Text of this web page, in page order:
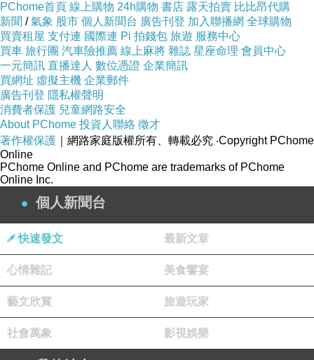
【THOMSON】電控濕拖無線吸塵器旗艦版
（TM-SAV52D-A）裡面總共 4 箱，大致就是除
了產品以外及它的配件
下面先逐一看看有些什麼～～～
▼ 吸塵器快遞用包裝
PChome首頁 線上購物 24h購物 書店 露天拍賣 比比昂代購
新聞 /氣象 股市 個人新聞台 廣告刊登 加入聯播網 全球購物
買賣租屋 支付連 國際連 Pi 拍錢包 旅遊 服務中心
買車 旅行團 汽車險推薦 線上麻將 雜誌 星座命理 會員中心
一元簡訊 直播達人 數位憑證 企業簡訊
買網址 虛擬主機 企業郵件
廣告刊登 隱私權聲明
消費者保護 兒童網路安全
About PChome 投資人聯絡 徵才
著作權保護 ｜網路家庭版權所有、轉載必究 ‧Copyright PChome
Online
PChome Online and PChome are trademarks of PChome
Online Inc.
個人新聞台
快速發文 最新文章
心情雜記 美食饗宴
藝文欣賞 旅遊玩家
社會萬象 影視娛樂